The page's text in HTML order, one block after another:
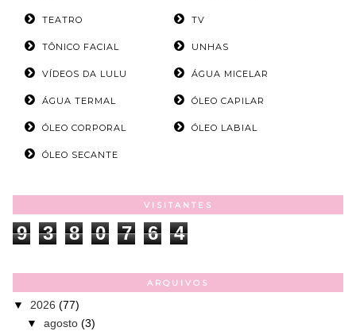
TEATRO TV
TÔNICO FACIAL UNHAS
VÍDEOS DA LULU ÁGUA MICELAR
ÁGUA TERMAL ÓLEO CAPILAR
ÓLEO CORPORAL ÓLEO LABIAL
ÓLEO SECANTE
VISITANTES
9 3 8 0 7 6 4
ARQUIVOS
▼ 2026 (77)
▼ agosto (3)